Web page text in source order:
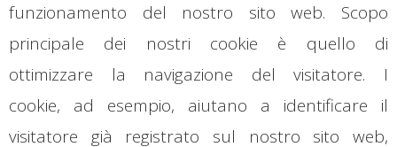
funzionamento del nostro sito web. Scopo
principale dei nostri cookie è quello di
ottimizzare la navigazione del visitatore. I
cookie, ad esempio, aiutano a identificare il
visitatore già registrato sul nostro sito web,